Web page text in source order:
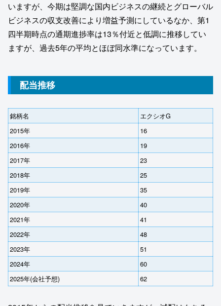
いますが、今期は堅調な国内ビジネスの継続とグローバル
ビジネスの収支改善により増益予測にしているなか、第1
四半期時点の通期進捗率は13％付近と低調に推移してい
ますが、過去5年の平均とほぼ同水準になっています。
配当推移
銘柄名
エクシオG
2015年
16
2016年
19
2017年
23
2018年
25
2019年
35
2020年
40
2021年
41
2022年
48
2023年
51
2024年
60
2025年(会社予想)
62